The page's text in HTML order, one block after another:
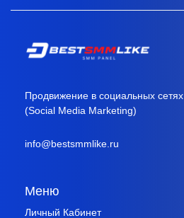
Продвижение в социальных сетях
(Social Media Marketing)
info@bestsmmlike.ru
Меню
Личный Кабинет